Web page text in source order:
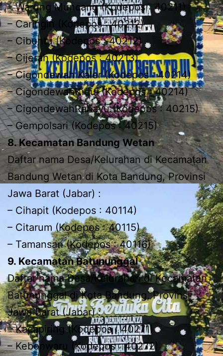
– Warung Muncang (Kodepos : 40211)
– Caringin (Kodepos : 40212)
– Cibuntu (Kodepos : 40212)
– Cijerah (Kodepos : 40213)
– Cigondewah Kaler (Kodepos : 40214)
– CigondewahKidul (Kodepos : 40214)
– CigondewahRahayu (Kodepos : 40215)
– Gempolsari (Kodepos : 40215)
8. Kecamatan Bandung Wetan
Daftar nama Desa/Kelurahan di Kecamatan
Bandung Wetan di Kota Bandung, Provinsi
Jawa Barat (Jabar) :
– Cihapit (Kodepos : 40114)
– Citarum (Kodepos : 40115)
– Tamansari (Kodepos : 40116)
9. Kecamatan Batununggal
Daftar nama Desa/Kelurahan di Kecamatan
Batununggal di Kota Bandung, Provinsi
Jawa Barat (Jabar) :
– Kacapiring (Kodepos : 40271)
– Kebonwaru (Kodepos : 40272)